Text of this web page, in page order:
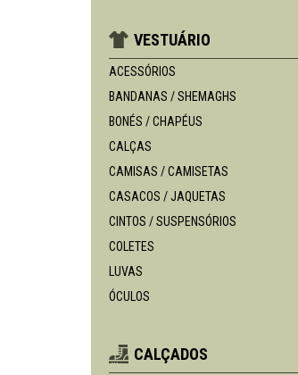
VESTUÁRIO
ACESSÓRIOS
BANDANAS / SHEMAGHS
BONÉS / CHAPÉUS
CALÇAS
CAMISAS / CAMISETAS
CASACOS / JAQUETAS
CINTOS / SUSPENSÓRIOS
COLETES
LUVAS
ÓCULOS
CALÇADOS